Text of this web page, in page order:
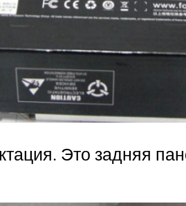
Это задняя